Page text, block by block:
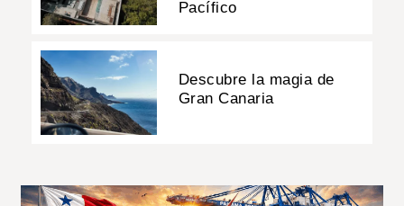
Pacífico
Descubre la magia de
Gran Canaria